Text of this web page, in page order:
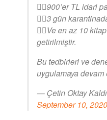
👉🏻900’er TL idari
👉🏻3 gün
👉🏻Ve en az 10
getirilmiştir.
Bu tedbirleri ve
uygulamaya
— Çetin Oktay
September 10, 2020